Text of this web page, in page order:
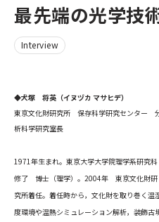
最先端の光学技
Interview
◆犬塚 将英（イヌヅカ マサヒデ）
東京文化財研究所 保存科学研究センター
析科学研究室長
1971年生まれ。東京大学大学院理学系研究科
修了 博士（理学）。2004年 東京文化財研
究所着任。着任時から，文化財を取り巻く温
度環境や温熱シミュレーション解析，装飾古